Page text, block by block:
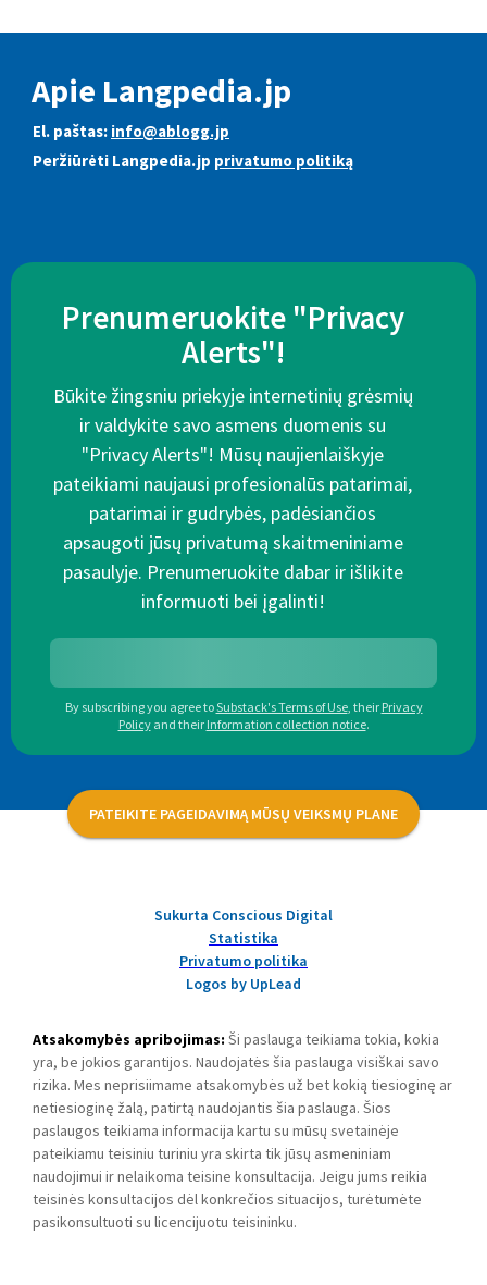
Apie Langpedia.jp
El. paštas: info@ablogg.jp
Peržiūrėti Langpedia.jp privatumo politiką
Prenumeruokite "Privacy
Alerts"!
Būkite žingsniu priekyje internetinių grėsmių
ir valdykite savo asmens duomenis su
"Privacy Alerts"! Mūsų naujienlaiškyje
pateikiami naujausi profesionalūs patarimai,
patarimai ir gudrybės, padėsiančios
apsaugoti jūsų privatumą skaitmeniniame
pasaulyje. Prenumeruokite dabar ir išlikite
informuoti bei įgalinti!
By subscribing you agree toSubstack's Terms of Use, their Privacy
Policy and their Information collection notice.
PATEIKITE PAGEIDAVIMĄ MŪSŲ VEIKSMŲ PLANE
Sukurta Conscious Digital
Statistika
Privatumo politika
Logos by UpLead
Atsakomybės apribojimas: Ši paslauga teikiama tokia, kokia
yra, be jokios garantijos. Naudojatės šia paslauga visiškai savo
rizika. Mes neprisiimame atsakomybės už bet kokią tiesioginę ar
netiesioginę žalą, patirtą naudojantis šia paslauga. Šios
paslaugos teikiama informacija kartu su mūsų svetainėje
pateikiamu teisiniu turiniu yra skirta tik jūsų asmeniniam
naudojimui ir nelaikoma teisine konsultacija. Jeigu jums reikia
teisinės konsultacijos dėl konkrečios situacijos, turėtumėte
pasikonsultuoti su licencijuotu teisininku.